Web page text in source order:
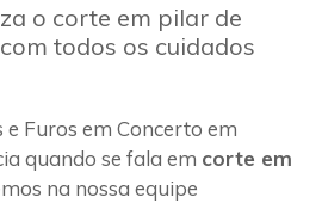
o corte em pilar de
todos os cuidados
e Furos em Concerto em
quando se fala em corte em
na nossa equipe